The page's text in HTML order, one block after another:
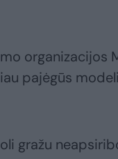
organizacijos
pajėgūs
gražu